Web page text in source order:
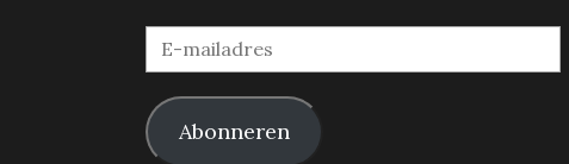
E-
mailadres
Abonneren